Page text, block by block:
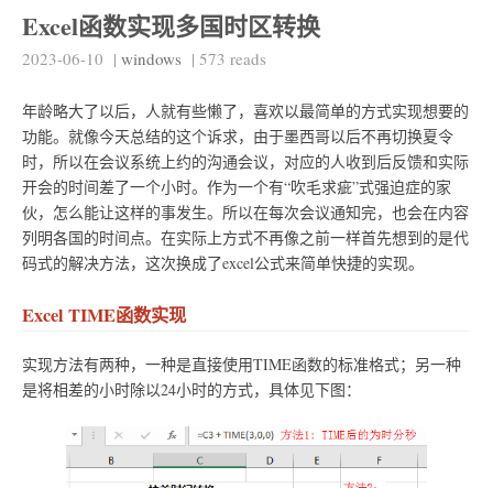
Excel函数实现多国时区转换
2023-06-10 | windows | 573 reads
年龄略大了以后，人就有些懒了，喜欢以最简单的方式实现想要的
功能。就像今天总结的这个诉求，由于墨西哥以后不再切换夏令
时，所以在会议系统上约的沟通会议，对应的人收到后反馈和实际
开会的时间差了一个小时。作为一个有“吹毛求疵”式强迫症的家
伙，怎么能让这样的事发生。所以在每次会议通知完，也会在内容
列明各国的时间点。在实际上方式不再像之前一样首先想到的是代
码式的解决方法，这次换成了excel公式来简单快捷的实现。
Excel TIME函数实现
实现方法有两种，一种是直接使用TIME函数的标准格式；另一种
是将相差的小时除以24小时的方式，具体见下图：